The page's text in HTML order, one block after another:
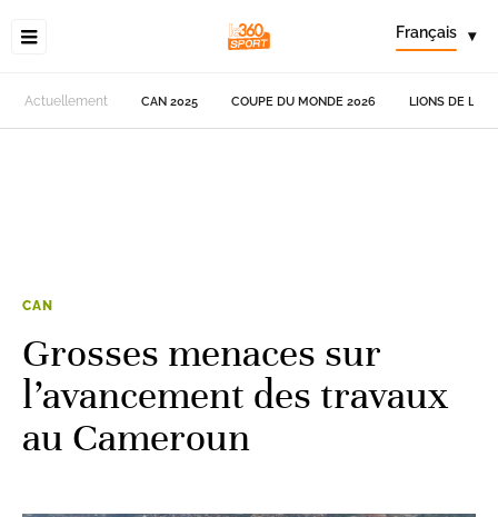
Français ▾
Actuellement CAN 2025 COUPE DU MONDE 2026 LIONS DE
CAN
Grosses menaces sur
l’avancement des travaux
au Cameroun